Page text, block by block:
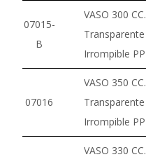
07015-
B
VASO 300 CC.
Transparente
Irrompible PP
07016
VASO 350 CC.
Transparente
Irrompible PP
VASO 330 CC.